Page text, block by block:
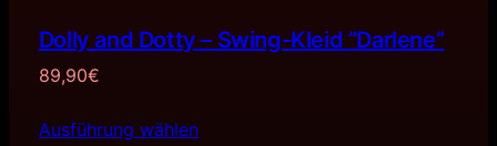
Dolly and Dotty – Swing-Kleid ”Darlene”
89,90€
Ausführung wählen